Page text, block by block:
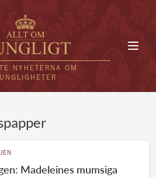
NYHETERNA OM
Madeleines mumsiga